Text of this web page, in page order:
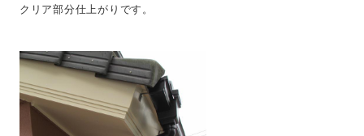
クリア部分仕上がりです。